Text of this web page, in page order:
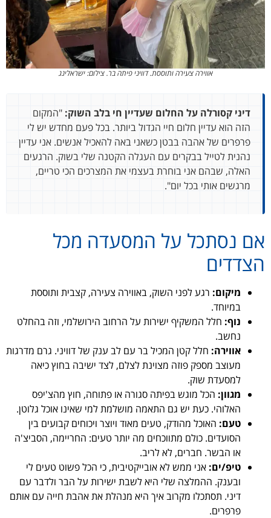
אווירה צעירה ותוססת. דוויני פיתה בר. צילום: ישראלינג
דיני קסורלה על החלום שעדיין חי בלב השוק: "המקום
הזה הוא עדיין חלום חיי הגדול ביותר. בכל פעם מחדש יש לי
פרפרים של אהבה בבטן כשאני באה להאכיל אנשים. אני עדיין
נהנית לטייל בבקרים עם העגלה הקטנה שלי בשוק. הרגעים
האלה, שבהם אני בוחרת בעצמי את המצרכים הכי טריים,
מרגשים אותי בכל יום".
אם נסתכל על המסעדה מכל
הצדדים
מיקום: רגע לפני השוק, באווירה צעירה, קצבית ותוססת
במיוחד.
נוף: חלל המשקיף ישירות על הרחוב הירושלמי, וזה בהחלט
נחשב.
אווירה: חלל קטן המכיל בר עם לב ענק של דוויני. גרם מדרגות
מעוצב מספק פוזה מצוינת לצלם, לצד ישיבה בחוץ כיאה
למסעדת שוק.
מגוון: הכל מוגש בפיתה סגורה או פתוחה, חוץ מהצ'יפס
האלוהי. כעת יש גם התאמה מושלמת למי שאינו אוכל גלוטן.
טעם: האוכל מהודק, טעים מאוד ויוצר ויכוחים קבועים בין
הסועדים. כולם מתווכחים מה יותר טעים: החריימה, הסביצ'ה
או הבשר. חברים, לא לריב.
טיפ/ים: אני ממש לא אובייקטיבית, כי הכל פשוט טעים לי
ובענק. ההמלצה שלי היא לשבת ישירות על הבר ולדבר עם
דיני. תסתכלו מקרוב איך היא מנהלת את אהבת חייה עם אותם
פרפרים.